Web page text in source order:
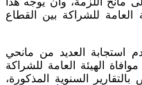
العامة للشراكة بين القطاع
استجابة العديد من مانحي
الهيئة العامة للشراكة
السنوية المذكورة،